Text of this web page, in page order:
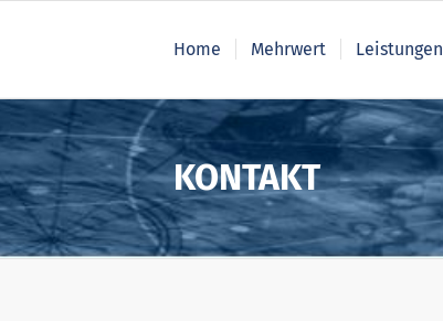
Home Mehrwert Leistungen
KONTAKT